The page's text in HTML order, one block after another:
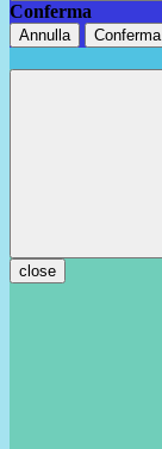
Conferma
Annulla Conferma
close